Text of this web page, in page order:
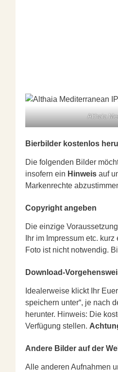
Althaia
Bierbilder kostenlos
Die folgenden Bilder
insofern ein Hinweis auf
Markenrechte
Copyright angeben
Die einzige
Ihr im Impressum etc.
Foto ist nicht notwendig.
Download-
Idealerweise klickt Ihr
speichern unter“, je nach
herunter. Hinweis: Die
Verfügung stellen.
Andere Bilder auf der
Alle anderen Aufnahmen